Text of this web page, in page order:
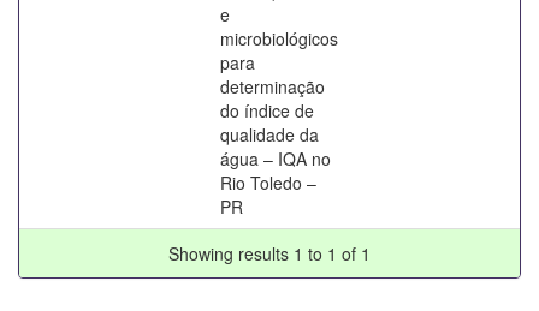
e
microbiológicos
para
determinação
do índice de
qualidade da
água – IQA no
Rio Toledo –
PR
Showing results 1 to 1 of 1